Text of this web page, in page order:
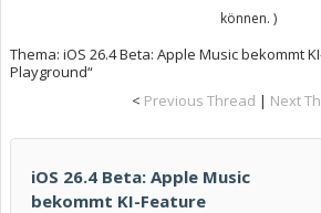
können. )
Thema: iOS 26.4 Beta: Apple Music bekommt
Playground“
< Previous Thread | Next
iOS 26.4 Beta: Apple Music
bekommt KI-Feature